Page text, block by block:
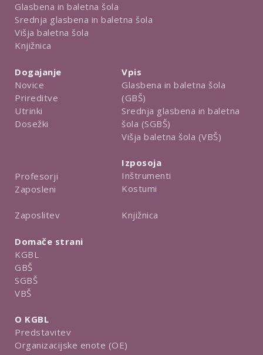
Glasbena in baletna šola
Srednja glasbena in baletna šola
Višja baletna šola
Knjižnica
Dogajanje
Novice
Prireditve
Utrinki
Dosežki
Profesorji
Zaposleni
Zaposlitev
Vpis
Glasbena in baletna šola
(GBŠ)
Srednja glasbena in baletna
šola (SGBŠ)
Višja baletna šola (VBŠ)
Izposoja
Inštrumenti
Kostumi
Knjižnica
Domače strani
KGBL
GBŠ
SGBŠ
VBŠ
O KGBL
Predstavitev
Organizacijske enote (OE)